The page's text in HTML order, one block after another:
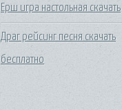
Ерш игра настольная скачать
Драг рейсинг песня скачать
бесплатно